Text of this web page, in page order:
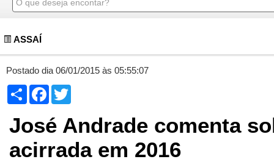
ASSAÍ
Postado dia 06/01/2015 às 05:55:07
Compartilhar
Facebook
José Andrade comenta
acirrada em 2016